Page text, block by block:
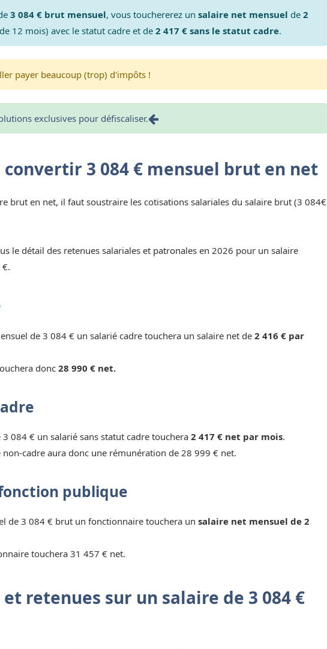
3 084 € brut mensuel, vous touchererez un salaire net mensuel de 2
12 mois) avec le statut cadre et de 2 417 € sans le statut cadre.
payer beaucoup (trop) d'impôts !
exclusives pour défiscaliser.
convertir 3 084 € mensuel brut en net
brut en net, il faut soustraire les cotisations salariales du salaire brut (3 084€
le détail des retenues salariales et patronales en 2026 pour un salaire
de 3 084 € un salarié cadre touchera un salaire net de 2 416 € par
donc28 990 € net.
084 € un salarié sans statut cadre touchera 2 417 € net par mois.
cadre aura donc une rémunération de 28 999 € net.
publique
de 3 084 € brut un fonctionnaire touchera un salaire net mensuel de 2
touchera 31 457 € net.
retenues sur un salaire de 3 084 €